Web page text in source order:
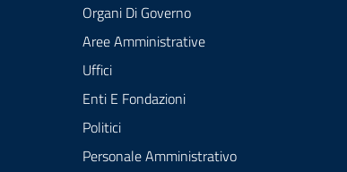
Organi Di Governo
Aree Amministrative
Uffici
Enti E Fondazioni
Politici
Personale Amministrativo